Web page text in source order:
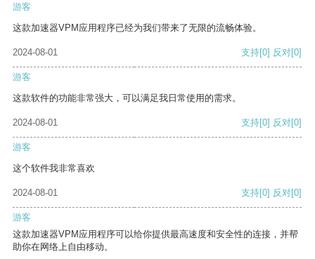
游客
这款加速器VPM应用程序已经为我们带来了无限的流畅体验。
2024-08-01 支持[0] 反对[0]
游客
这款软件的功能非常强大，可以满足我日常使用的需求。
2024-08-01 支持[0] 反对[0]
游客
这个软件我非常喜欢
2024-08-01 支持[0] 反对[0]
游客
这款加速器VPM应用程序可以给你提供最高速度和安全性的连接，并帮
助你在网络上自由移动。